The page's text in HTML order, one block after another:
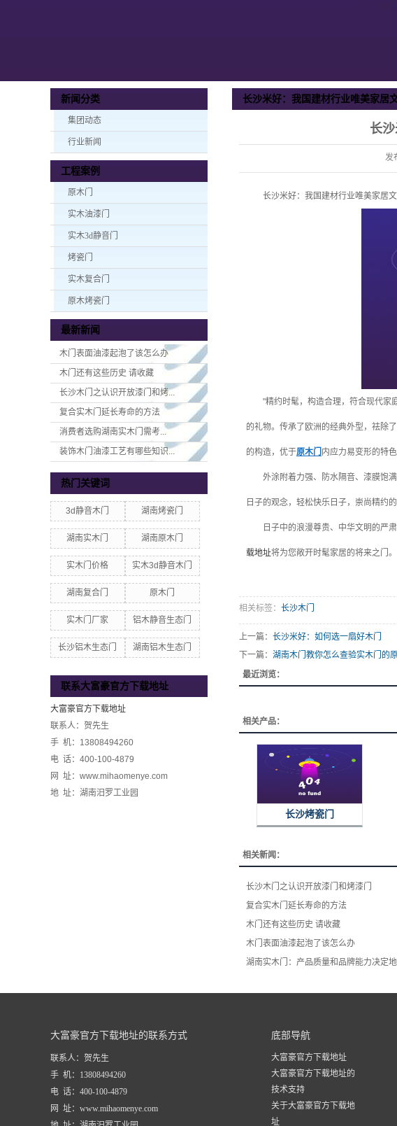
新闻分类
集团动态
行业新闻
工程案例
原木门
实木油漆门
实木3d静音门
烤瓷门
实木复合门
原木烤瓷门
最新新闻
木门表面油漆起泡了该怎么办
木门还有这些历史 请收藏
长沙木门之认识开放漆门和烤...
复合实木门延长寿命的方法
消费者选购湖南实木门​需考...
装饰木门油漆工艺有哪些知识...
热门关键词
3d静音木门 湖南烤瓷门
湖南实木门 湖南原木门
实木门价格 实木3d静音木门
湖南复合门 原木门
实木门厂家 铝木静音生态门
长沙铝木生态门 湖南铝木生态门
联系大富豪官方下载地址
大富豪官方下载地址
联系人：贺先生
手 机：13808494260
电 话：400-100-4879
网 址：www.mihaomenye.com
地 址：湖南汨罗工业园
长沙米好：我国建材行业唯美家居
长
发
长沙米好：我国建材行业唯美家居
"精约时髦，构造合理，符合现代家
的礼物。传承了欧洲的经典外型，祛除
的构造，优于原木门 内应力易变形的特
外涂附着力强、防水隔音、漆膜饱
日子的观念，轻松快乐日子，崇尚精约的
日子中的浪漫尊贵、中华文明的严
载地址将为您敞开时髦家居的将来之门。
相关标签： 长沙木门
上一篇： 长沙米好：如何选一扇好木门
下一篇： 湖南木门教你怎么查验实木门的
最近浏览：
相关产品：
长沙烤瓷门
相关新闻：
长沙木门之认识开放漆门和烤漆门
复合实木门延长寿命的方法
木门还有这些历史 请收藏
木门表面油漆起泡了该怎么办
湖南实木门：产品质量和品牌能力决定
大富豪官方下载地址的联系方式
联系人：贺先生
手 机：13808494260
电 话：400-100-4879
网 址：www.mihaomenye.com
底部导航
大富豪官方下载地址
大富豪官方下载地址的
技术支持
关于大富豪官方下载地
址